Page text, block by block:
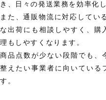
き、日々の発送業務を効率化
また、通販物流に対応してい
な出荷にも相談しやすく、購
理もしやすくなります。
商品点数が少ない段階でも、
整えたい事業者に向いている
す。